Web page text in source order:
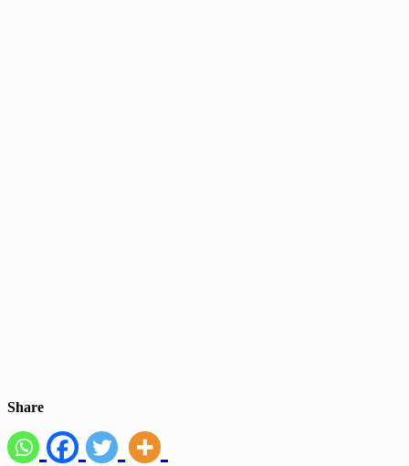
Share